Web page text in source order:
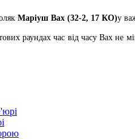
Маріуш Вах (32-2, 17 КО)у
раундах час від часу Вах не